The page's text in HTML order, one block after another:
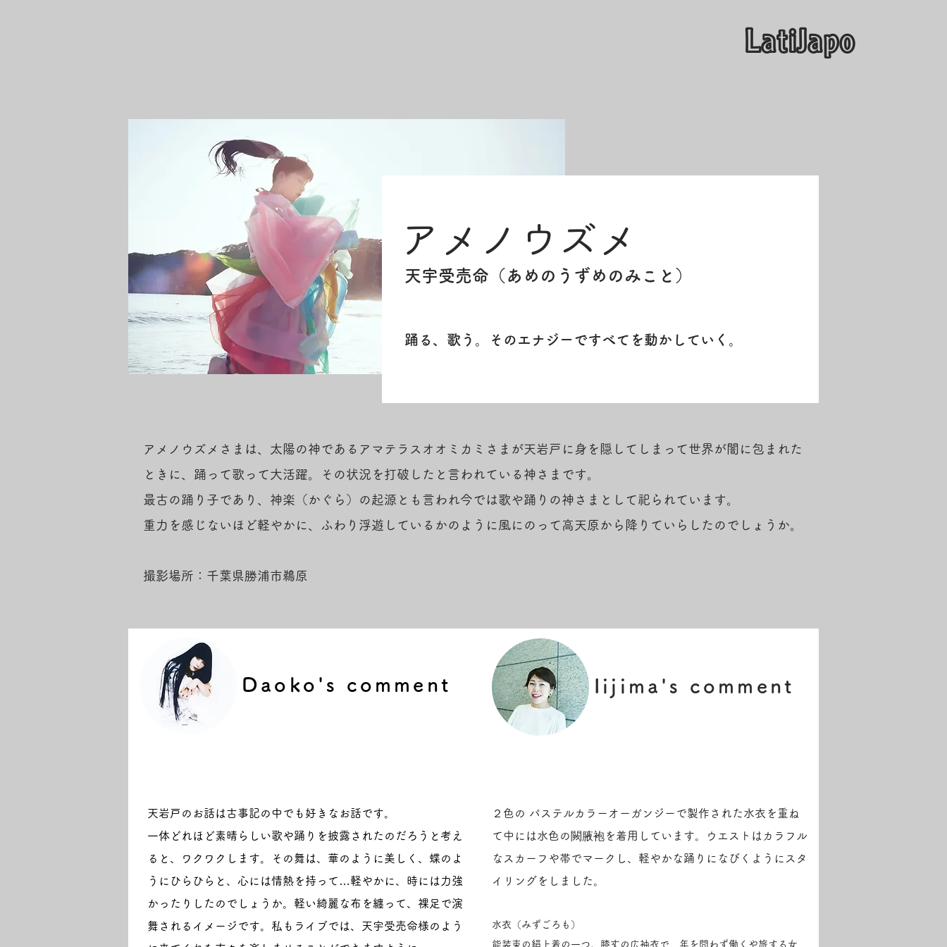
​LatiJapo
アメノウズメ
天宇受売命（あめのうずめのみこと）
踊る、歌う。そのエナジーですべてを動かしていく。
アメノウズメさまは、太陽の神であるアマテラスオオミカミさまが天岩戸に身を隠してしまって世界が闇に包まれた
ときに、踊って歌って大活躍。その状況を打破したと言われている神さまです。
最古の踊り子であり、神楽（かぐら）の起源とも言われ今では歌や踊りの神さまとして祀られています。
重力を感じないほど軽やかに、ふわり浮遊しているかのように風にのって高天原から降りていらしたのでしょうか。
撮影場所：千葉県勝浦市鵜原
Daoko's comment
天岩戸のお話は古事記の中でも好きなお話です。
一体どれほど素晴らしい歌や踊りを披露されたのだろうと考え
ると、ワクワクします。
その舞は、華のように美しく、蝶のよ
うにひらひらと、心には情熱を持って…軽やかに、時には力強
かったりしたのでしょうか。軽い綺麗な布を纏って、裸足で演
舞されるイメージです。私もライブでは、天宇受売命様のよう
Iijima's comment
２色の パステルカラーオーガンジーで製作された水衣を重ね
て中には水色の闕腋袍を着用しています。ウエストはカラフル
なスカーフや帯でマークし、軽やかな踊りになびくようにスタ
イリングをしました。
水衣（みずごろも）
能装束の絹上着の一つ。膝丈の広袖衣で、年を問わず働くや旅する女、